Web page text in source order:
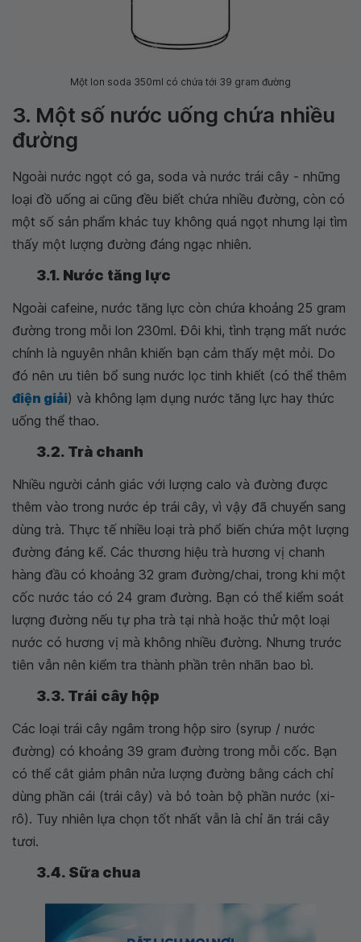
Một lon soda 350ml có chứa tới 39 gram đường
3. Một số nước uống chứa nhiều
đường
Ngoài nước ngọt có ga, soda và nước trái cây - những
loại đồ uống ai cũng đều biết chứa nhiều đường, còn có
một số sản phẩm khác tuy không quá ngọt nhưng lại tìm
thấy một lượng đường đáng ngạc nhiên.
3.1. Nước tăng lực
Ngoài cafeine, nước tăng lực còn chứa khoảng 25 gram
đường trong mỗi lon 230ml. Đôi khi, tình trạng mất nước
chính là nguyên nhân khiến bạn cảm thấy mệt mỏi. Do
đó nên ưu tiên bổ sung nước lọc tinh khiết (có thể thêm
điện giải) và không lạm dụng nước tăng lực hay thức
uống thể thao.
3.2. Trà chanh
Nhiều người cảnh giác với lượng calo và đường được
thêm vào trong nước ép trái cây, vì vậy đã chuyển sang
dùng trà. Thực tế nhiều loại trà phổ biến chứa một lượng
đường đáng kể. Các thương hiệu trà hương vị chanh
hàng đầu có khoảng 32 gram đường/chai, trong khi một
cốc nước táo có 24 gram đường. Bạn có thể kiểm soát
lượng đường nếu tự pha trà tại nhà hoặc thử một loại
nước có hương vị mà không nhiều đường. Nhưng trước
tiên vẫn nên kiểm tra thành phần trên nhãn bao bì.
3.3. Trái cây hộp
Các loại trái cây ngâm trong hộp siro (syrup / nước
đường) có khoảng 39 gram đường trong mỗi cốc. Bạn
có thể cắt giảm phân nửa lượng đường bằng cách chỉ
dùng phần cái (trái cây) và bỏ toàn bộ phần nước (xi-
rô). Tuy nhiên lựa chọn tốt nhất vẫn là chỉ ăn trái cây
tươi.
3.4. Sữa chua